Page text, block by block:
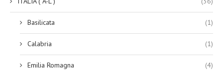
Basilicata (1)
Calabria (1)
Emilia Romagna (4)